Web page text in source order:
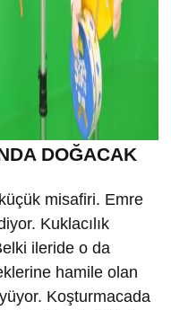
DOĞACAK
misafiri. Emre
Kuklacılık
ileride o da
hamile olan
Koşturmacada